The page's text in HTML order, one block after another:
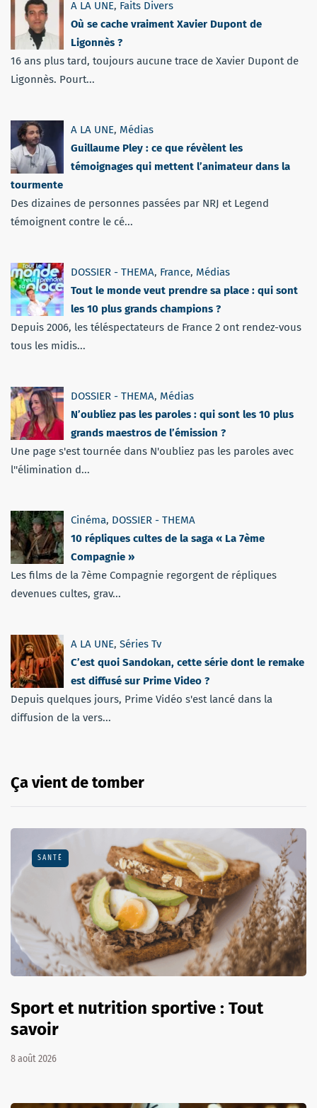
A LA UNE, Faits Divers
Où se cache vraiment Xavier Dupont de
Ligonnès ?
16 ans plus tard, toujours aucune trace de Xavier Dupont de
Ligonnès. Pourt...
A LA UNE, Médias
Guillaume Pley : ce que révèlent les
témoignages qui mettent l’animateur dans la
tourmente
Des dizaines de personnes passées par NRJ et Legend
témoignent contre le cé...
DOSSIER - THEMA, France, Médias
Tout le monde veut prendre sa place : qui sont
les 10 plus grands champions ?
Depuis 2006, les téléspectateurs de France 2 ont rendez-vous
tous les midis...
DOSSIER - THEMA, Médias
N’oubliez pas les paroles : qui sont les 10 plus
grands maestros de l’émission ?
Une page s'est tournée dans N'oubliez pas les paroles avec
l''élimination d...
Cinéma, DOSSIER - THEMA
10 répliques cultes de la saga « La 7ème
Compagnie »
Les films de la 7ème Compagnie regorgent de répliques
devenues cultes, grav...
A LA UNE, Séries Tv
C’est quoi Sandokan, cette série dont le remake
est diffusé sur Prime Video ?
Depuis quelques jours, Prime Vidéo s'est lancé dans la
diffusion de la vers...
Ça vient de tomber
SANTÉ
Sport et nutrition sportive : Tout
savoir
8 août 2026